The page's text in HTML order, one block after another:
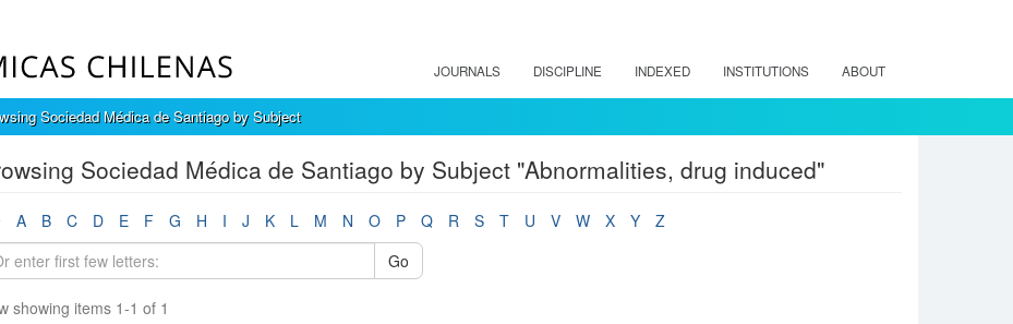
JOURNALS DISCIPLINE INDEXED INSTITUTIONS ABOUT
Sociedad Médica de Santiago by Subject
Sociedad Médica de Santiago by Subject "Abnormalities, drug induced"
A B C D E F G H I J K L M N O P Q R S T U V W X Y
Z
Go
showing items 1-1 of 1